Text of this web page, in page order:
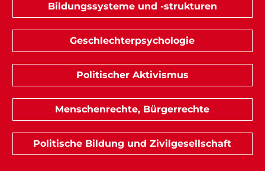
Bildungssysteme und -strukturen
Geschlechterpsychologie
Politischer Aktivismus
Menschenrechte, Bürgerrechte
Politische Bildung und Zivilgesellschaft